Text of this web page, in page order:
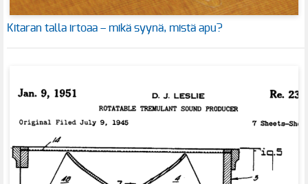
Kitaran talla irtoaa – mikä syynä, mistä apu?